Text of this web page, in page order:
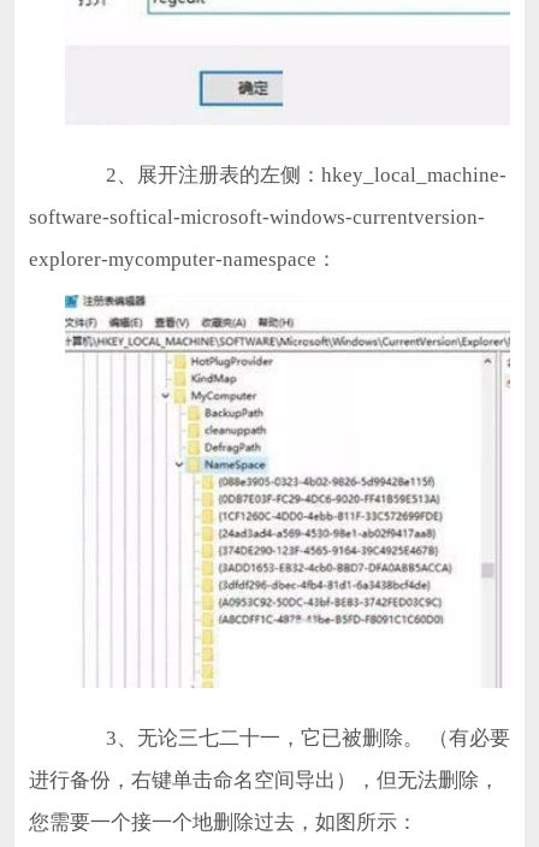
2、展开注册表的左侧：hkey_local_machine-
software-softical-microsoft-windows-currentversion-
explorer-mycomputer-namespace：
3、无论三七二十一，它已被删除。 （有必要
进行备份，右键单击命名空间导出），但无法删除，
您需要一个接一个地删除过去，如图所示：